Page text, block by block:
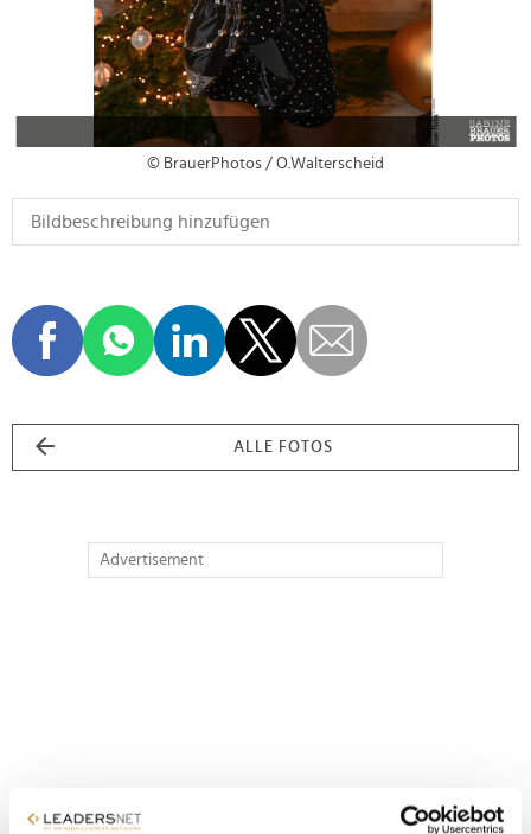
© BrauerPhotos / O.Walterscheid
ALLE FOTOS
Advertisement